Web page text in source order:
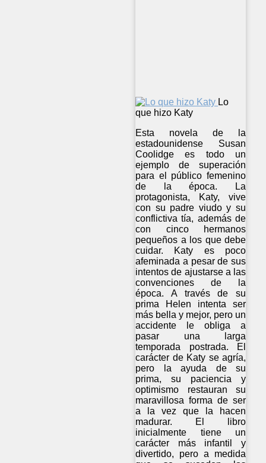
Lo
que hizo Katy
Esta novela de la
estadounidense Susan
Coolidge es todo un
ejemplo de superación
para el público femenino
de la época. La
protagonista, Katy, vive
con su padre viudo y su
conflictiva tía, además de
con cinco hermanos
pequeños a los que debe
cuidar. Katy es poco
afeminada a pesar de sus
intentos de ajustarse a las
convenciones de la
época. A través de su
prima Helen intenta ser
más bella y mejor, pero un
accidente le obliga a
pasar una larga
temporada postrada. El
carácter de Katy se agría,
pero la ayuda de su
prima, su paciencia y
optimismo restauran su
maravillosa forma de ser
a la vez que la hacen
madurar. El libro
inicialmente tiene un
carácter más infantil y
divertido, pero a medida